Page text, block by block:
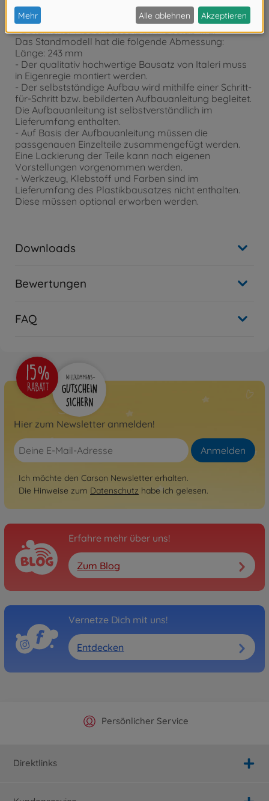
Produktdetails
- Detaillierter Modellbausatz im Maßstab 1:72.
Das Standmodell hat die folgende Abmessung:
Länge: 243 mm
- Der qualitativ hochwertige Bausatz von Italeri muss
in Eigenregie montiert werden.
- Der selbstständige Aufbau wird mithilfe einer Schritt-
für-Schritt bzw. bebilderten Aufbauanleitung begleitet.
Die Aufbauanleitung ist selbstverständlich im
Lieferumfang enthalten.
- Auf Basis der Aufbauanleitung müssen die
passgenauen Einzelteile zusammengefügt werden.
Eine Lackierung der Teile kann nach eigenen
Vorstellungen vorgenommen werden.
- Werkzeug, Klebstoff und Farben sind im
Lieferumfang des Plastikbausatzes nicht enthalten.
Diese müssen optional erworben werden.
Downloads
Bewertungen
FAQ
Hier zum Newsletter anmelden!
Anmelden
Ich möchte den Carson Newsletter erhalten.
Die Hinweise zum Datenschutz habe ich gelesen.
Erfahre mehr über uns!
Zum Blog
Vernetze Dich mit uns!
Entdecken
Offizieller Hersteller Shop
Persönlicher Service
Versandkostenfrei ab 25€
Schnelle Lieferung
Direktlinks